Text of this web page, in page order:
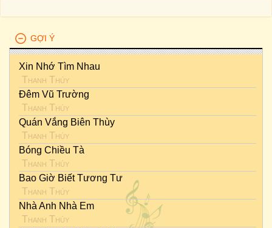
GỢI Ý
Xin Nhớ Tìm Nhau
Thanh Thúy
Đêm Vũ Trường
Thanh Thúy
Quán Vắng Biên Thùy
Thanh Thúy
Bóng Chiều Tà
Thanh Thúy
Bao Giờ Biết Tương Tư
Thanh Thúy
Nhà Anh Nhà Em
Thanh Thúy